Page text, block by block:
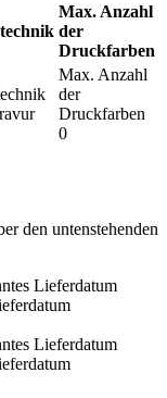
Max. Anzahl
der
Druckfarben
Max. Anzahl
der
Druckfarben
0
den untenstehenden
Lieferdatum
Lieferdatum